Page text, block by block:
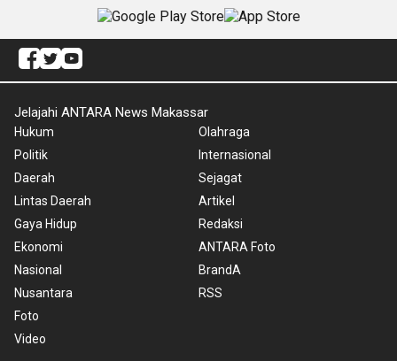
Jelajahi ANTARA News Makassar
Hukum
Politik
Daerah
Lintas Daerah
Gaya Hidup
Ekonomi
Nasional
Nusantara
Foto
Video
Olahraga
Internasional
Sejagat
Artikel
Redaksi
ANTARA Foto
BrandA
RSS